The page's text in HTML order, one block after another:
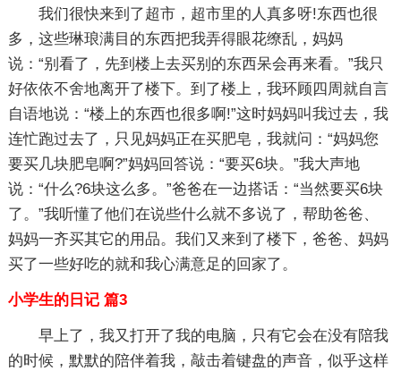
我们很快来到了超市，超市里的人真多呀!东西也很
多，这些琳琅满目的东西把我弄得眼花缭乱，妈妈
说：“别看了，先到楼上去买别的东西呆会再来看。”我只
好依依不舍地离开了楼下。到了楼上，我环顾四周就自言
自语地说：“楼上的东西也很多啊!”这时妈妈叫我过去，我
连忙跑过去了，只见妈妈正在买肥皂，我就问：“妈妈您
要买几块肥皂啊?”妈妈回答说：“要买6块。”我大声地
说：“什么?6块这么多。”爸爸在一边搭话：“当然要买6块
了。”我听懂了他们在说些什么就不多说了，帮助爸爸、
妈妈一齐买其它的用品。我们又来到了楼下，爸爸、妈妈
买了一些好吃的就和我心满意足的回家了。
小学生的日记 篇3
早上了，我又打开了我的电脑，只有它会在没有陪我
的时候，默默的陪伴着我，敲击着键盘的声音，似乎这样